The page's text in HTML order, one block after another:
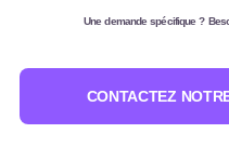
Une demande spécifique ?
CONTACTEZ